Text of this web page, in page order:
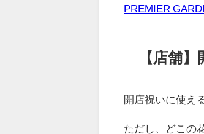
PREMIER
【店舗
開店祝いに使え
ただし、どこの